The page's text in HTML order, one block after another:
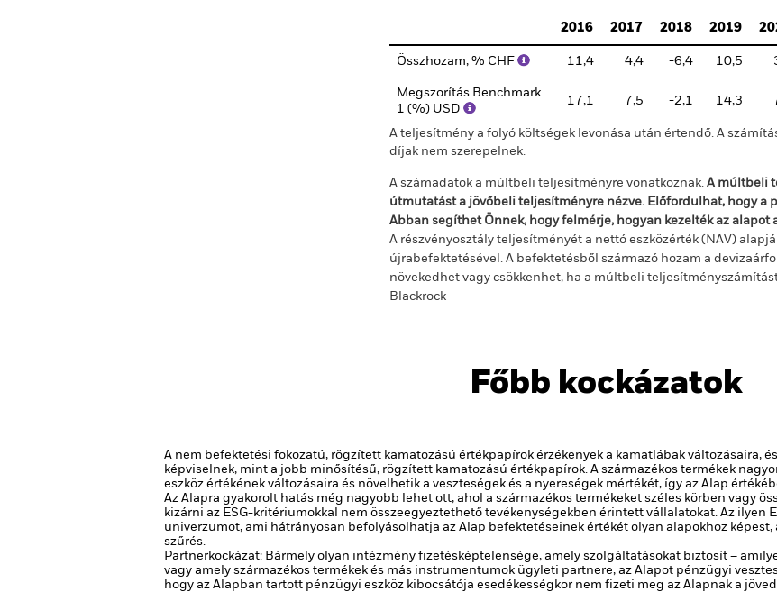
2016 2017 2018 2019
Összhozam, % CHF 11,4 4,4 -6,4 10,5
Megszorítás Benchmark
1 (%) USD
17,1 7,5 -2,1 14,3
A teljesítmény a folyó költségek levonása után értendő. A
díjak nem szerepelnek.
A számadatok a múltbeli teljesítményre vonatkoznak. A múltbeli
útmutatást a jövőbeli teljesítményre nézve. Előfordulhat, hogy a
Abban segíthet Önnek, hogy felmérje, hogyan kezelték az alapot
A részvényosztály teljesítményét a nettó eszközérték (NAV)
újrabefektetésével. A befektetésből származó hozam a
növekedhet vagy csökkenhet, ha a múltbeli
Blackrock
Főbb kockázatok
A nem befektetési fokozatú, rögzített kamatozású értékpapírok érzékenyek a kamatlábak változásaira,
képviselnek, mint a jobb minősítésű, rögzített kamatozású értékpapírok. A származékos termékek
eszköz értékének változásaira és növelhetik a veszteségek és a nyereségek mértékét, így az Alap
Az Alapra gyakorolt hatás még nagyobb lehet ott, ahol a származékos termékeket széles körben vagy
kizárni az ESG-kritériumokkal nem összeegyeztethető tevékenységekben érintett vállalatokat. Az ilyen
univerzumot, ami hátrányosan befolyásolhatja az Alap befektetéseinek értékét olyan alapokhoz
szűrés.
Partnerkockázat: Bármely olyan intézmény fizetésképtelensége, amely szolgáltatásokat biztosít –
vagy amely származékos termékek és más instrumentumok ügyleti partnere, az Alapot pénzügyi
hogy az Alapban tartott pénzügyi eszköz kibocsátója esedékességkor nem fizeti meg az Alapnak a